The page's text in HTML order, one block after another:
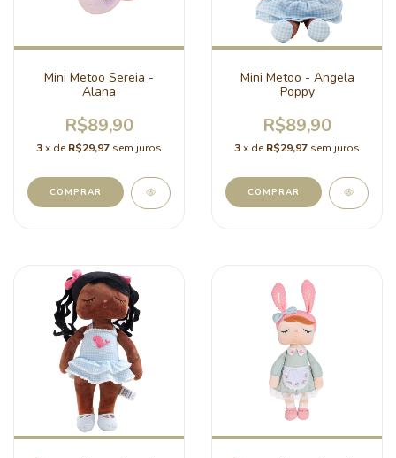
Mini Metoo Sereia -
Alana
R$89,90
3x de R$29,97 sem juros
Mini Metoo - Angela
Poppy
R$89,90
3x de R$29,97 sem juros